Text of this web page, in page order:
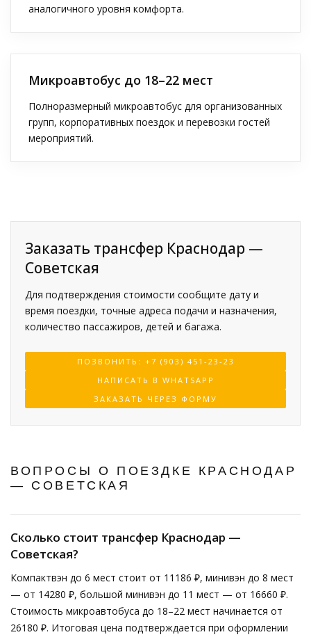
аналогичного уровня комфорта.
Микроавтобус до 18–22 мест
Полноразмерный микроавтобус для организованных
групп, корпоративных поездок и перевозки гостей
мероприятий.
Заказать трансфер Краснодар —
Советская
Для подтверждения стоимости сообщите дату и
время поездки, точные адреса подачи и назначения,
количество пассажиров, детей и багажа.
ПОЗВОНИТЬ: +7 (903) 451-23-23
НАПИСАТЬ В WHATSAPP
ЗАКАЗАТЬ ЧЕРЕЗ ФОРМУ
ВОПРОСЫ О ПОЕЗДКЕ КРАСНОДАР
— СОВЕТСКАЯ
Сколько стоит трансфер Краснодар —
Советская?
Компактвэн до 6 мест стоит от 11186 ₽, минивэн до 8 мест
— от 14280 ₽, большой минивэн до 11 мест — от 16660 ₽.
Стоимость микроавтобуса до 18–22 мест начинается от
26180 ₽. Итоговая цена подтверждается при оформлении